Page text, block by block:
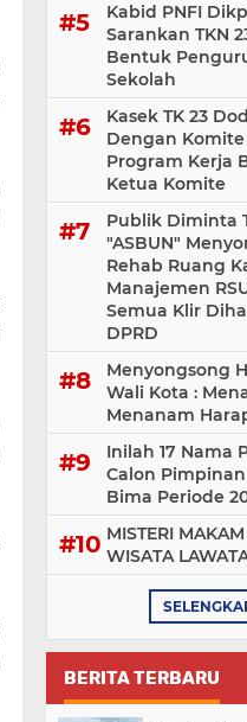
Kabid PNFI
Sarankan TKN
Bentuk
Sekolah
Kasek TK 23
Dengan
Program Kerja
Ketua Komite
Publik Diminta
"ASBUN"
Rehab Ruang
Manajemen
Semua Klir
DPRD
Menyongsong
Wali Kota :
Menanam
Inilah 17 Nama
Calon
Bima Periode
MISTERI
WISATA
BERITA TERBARU